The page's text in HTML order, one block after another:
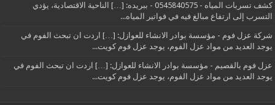
كشف تسربات المياه - 0545840575 - ببريده: […] الناحية الاقتصادية، يؤدي
التسرب إلى ارتفاع مبالغ فيه في فواتير المياه...
شركة عزل فوم - مؤسسة بوادر الانشاء للعوازل: […] اردت ان تبحث الفوم في
يوجد العديد من مواد عزل الفوم، يوجد عزل فوم كويت...
عزل فوم بالقصيم - مؤسسة بوادر الانشاء للعوازل: […] اردت ان تبحث الفوم في
يوجد العديد من مواد عزل الفوم، يوجد عزل فوم كويت...